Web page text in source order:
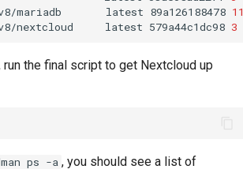
mariadb
latest 89a126188478
nextcloud
latest 579a44c1dc98 3
the final script to get Nextcloud up
ps -a , you should see a list of